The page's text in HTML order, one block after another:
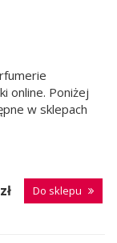
online. Poniżej
w sklepach
Do sklepu